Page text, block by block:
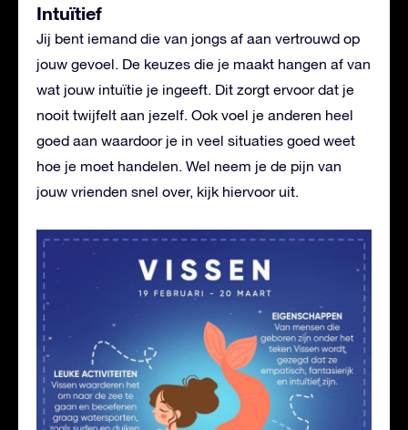
Intuïtief
Jij bent iemand die van jongs af aan vertrouwd op
jouw gevoel. De keuzes die je maakt hangen af van
wat jouw intuïtie je ingeeft. Dit zorgt ervoor dat je
nooit twijfelt aan jezelf. Ook voel je anderen heel
goed aan waardoor je in veel situaties goed weet
hoe je moet handelen. Wel neem je de pijn van
jouw vrienden snel over, kijk hiervoor uit.